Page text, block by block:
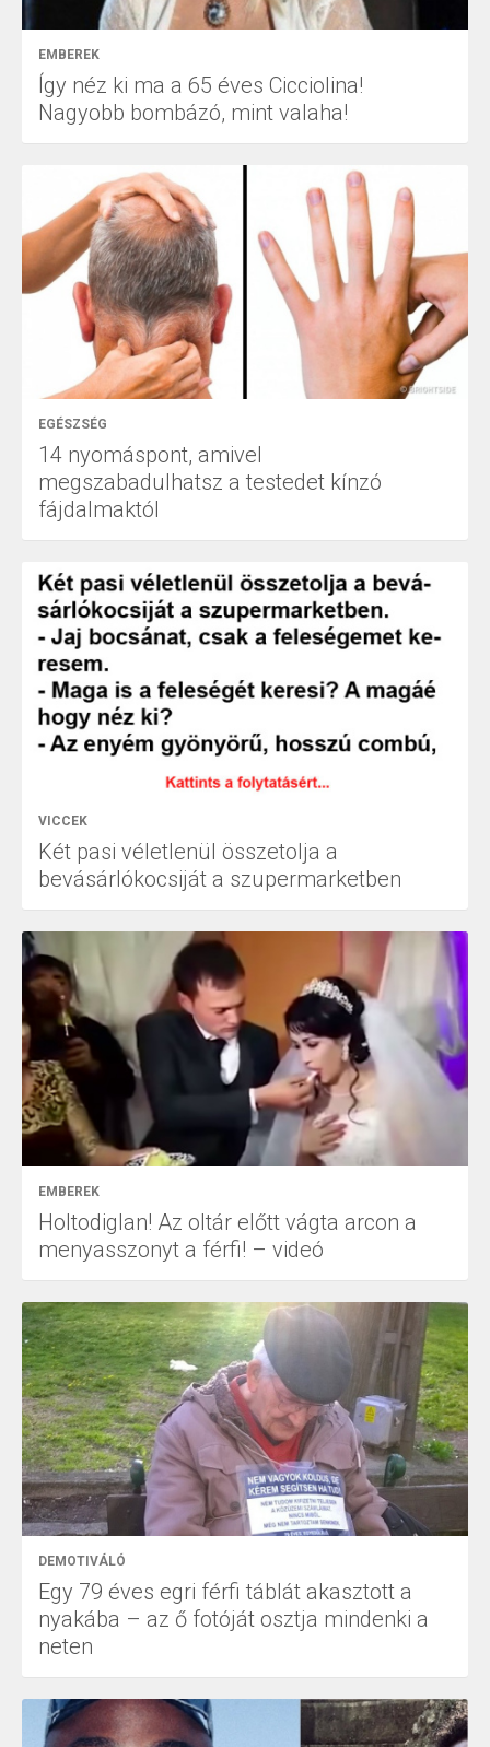
EMBEREK
Így néz ki ma a 65 éves Cicciolina!
Nagyobb bombázó, mint valaha!
EGÉSZSÉG
14 nyomáspont, amivel
megszabadulhatsz a testedet kínzó
fájdalmaktól
VICCEK
Két pasi véletlenül összetolja a
bevásárlókocsiját a szupermarketben
EMBEREK
Holtodiglan! Az oltár előtt vágta arcon a
menyasszonyt a férfi! – videó
DEMOTIVÁLÓ
Egy 79 éves egri férfi táblát akasztott a
nyakába – az ő fotóját osztja mindenki a
neten